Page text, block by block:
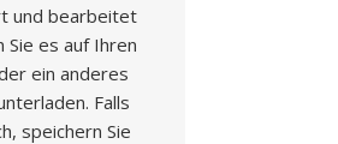
und bearbeitet
Sie es auf Ihren
ein anderes
Falls
speichern Sie